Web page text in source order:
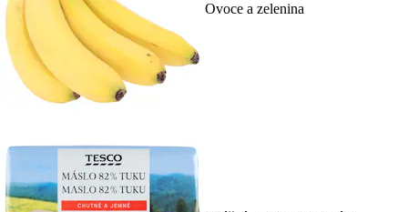
Ovoce a zelenina